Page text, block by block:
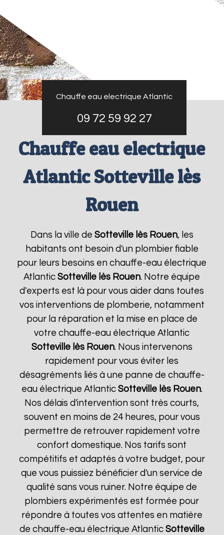
Chauffe eau electrique Atlantic
09 72 59 92 27
Chauffe eau electrique
Atlantic Sotteville lès
Rouen
Dans la ville de Sotteville lès Rouen, les
habitants ont besoin d'un plombier fiable
pour leurs besoins en chauffe-eau électrique
AtlanticSotteville lès Rouen. Notre équipe
d'experts est là pour vous aider dans toutes
vos interventions de plomberie, notamment
pour la réparation et la mise en place de
votre chauffe-eau électrique Atlantic
Sotteville lès Rouen. Nous intervenons
rapidement pour vous éviter les
désagréments liés à une panne de chauffe-
eau électrique Atlantic Sotteville lès Rouen.
Nos délais d'intervention sont très courts,
souvent en moins de 24 heures, pour vous
permettre de retrouver rapidement votre
confort domestique. Nos tarifs sont
compétitifs et adaptés à votre budget, pour
que vous puissiez bénéficier d'un service de
qualité sans vous ruiner. Notre équipe de
plombiers expérimentés est formée pour
répondre à toutes vos attentes en matière
de chauffe-eau électrique Atlantic Sotteville